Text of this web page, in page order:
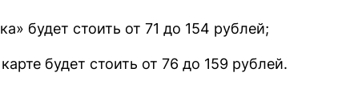
будет стоить от 71 до 154 рублей;
будет стоить от 76 до 159 рублей.